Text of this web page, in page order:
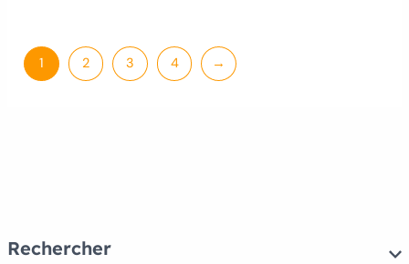
Rechercher
1 2 3 4 →